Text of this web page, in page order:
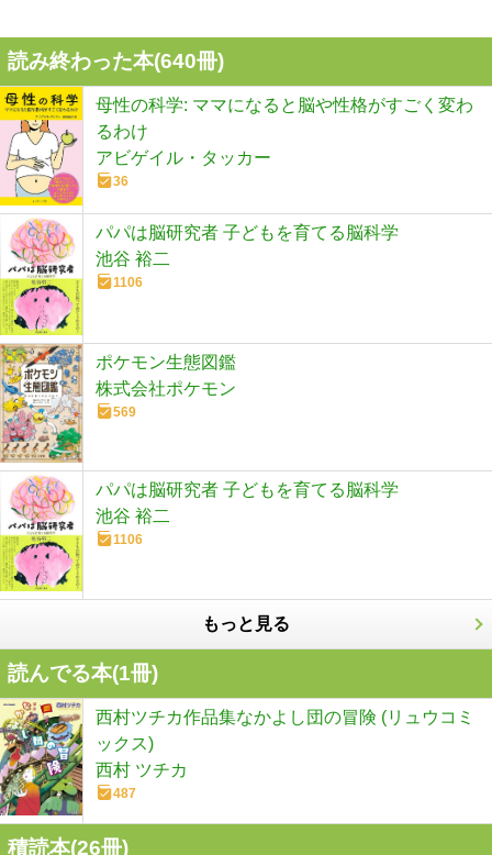
読み終わった本(640冊)
母性の科学: ママになると脳や性格がすごく変わ
るわけ
アビゲイル・タッカー
36
パパは脳研究者 子どもを育てる脳科学
池谷 裕二
1106
ポケモン生態図鑑
株式会社ポケモン
569
パパは脳研究者 子どもを育てる脳科学
池谷 裕二
1106
もっと見る
読んでる本(1冊)
西村ツチカ作品集なかよし団の冒険 (リュウコミ
ックス)
西村 ツチカ
487
積読本(26冊)